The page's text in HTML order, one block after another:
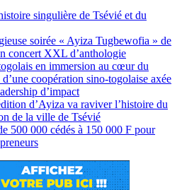
singulière de Tsévié et du
soirée « Ayiza Tugbewofia » de
concert XXL d’anthologie
en immersion au cœur du
coopération sino-togolaise axée
d’impact
d’Ayiza va raviver l’histoire du
de la ville de Tsévié
500 000 cédés à 150 000 F pour